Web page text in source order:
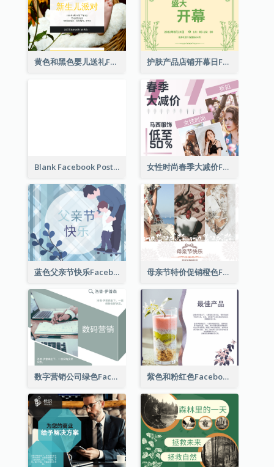
黄色和黑色婴儿送礼Facebook帖子 护肤产品店铺开幕日Facebook帖子
Blank Facebook Post 女性时尚春季大减价Facebook帖子
蓝色父亲节快乐Facebook帖子 母亲节特价促销橙色Facebook帖子
数字营销公司绿色Facebook帖子 紫色和粉红色Facebook帖子